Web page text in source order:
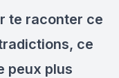
te raconter ce
ce
peux plus